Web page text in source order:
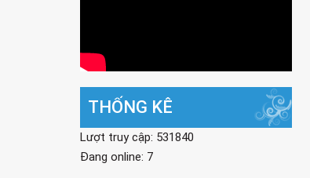
THỐNG KÊ
Lượt truy cập: 531840
Đang online: 7